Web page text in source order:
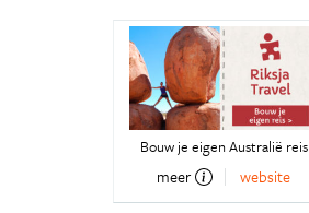
Bouw je eigen Australië reis
meer website